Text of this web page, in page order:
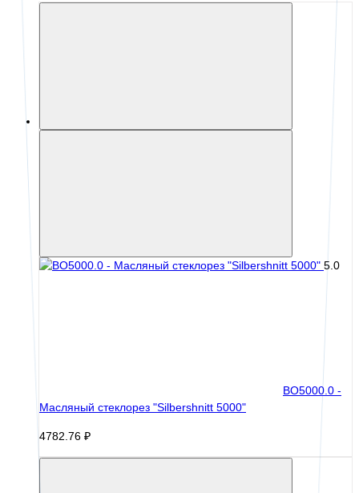
5.0
BO5000.0 -
Масляный стеклорез "Silbershnitt 5000"
4782.76 ₽